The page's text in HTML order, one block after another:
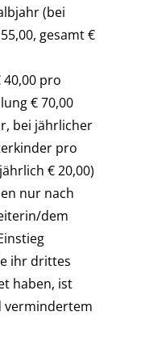
(bei
gesamt €
40,00 pro
€ 70,00
bei jährlicher
pro
€ 20,00)
nur nach
dem
ihr drittes
haben, ist
vermindertem